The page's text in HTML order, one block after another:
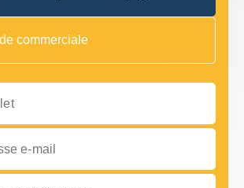
commerciale
mail
projets